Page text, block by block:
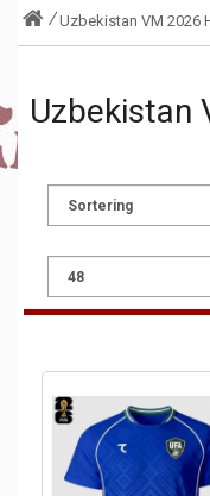
Uzbekistan VM 2026
Uzbekistan